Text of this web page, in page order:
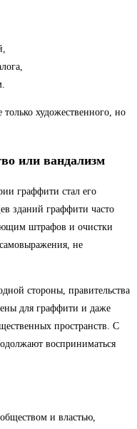
художественного, но
или вандализм
граффити стал его
зданий граффити часто
штрафов и очистки
не
стороны, правительства
для граффити и даже
пространств. С
восприниматься
и властью,